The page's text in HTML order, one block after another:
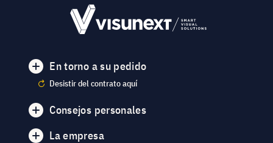
En torno a su pedido
Desistir del contrato aquí
Consejos personales
La empresa